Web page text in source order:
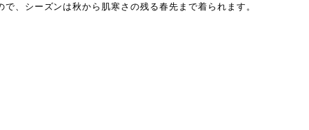
で、シーズンは秋から肌寒さの残る春先まで着られます。